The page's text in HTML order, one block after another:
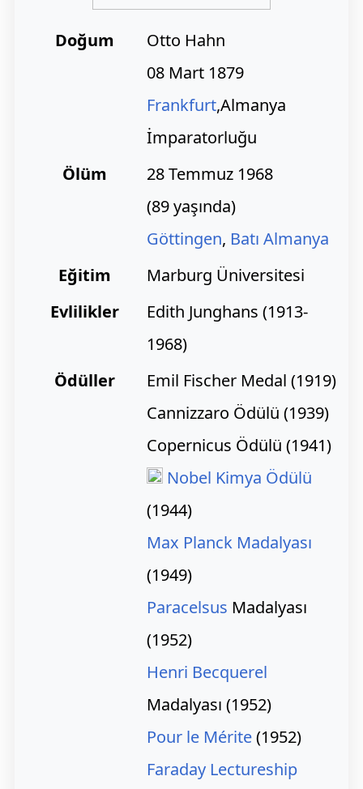
Doğum
Otto Hahn
08 Mart 1879
Frankfurt,Almanya
İmparatorluğu
Ölüm
28 Temmuz 1968
(89 yaşında)
Göttingen, Batı Almanya
Eğitim
Marburg Üniversitesi
Evlilikler
Edith Junghans (1913-
1968)
Ödüller
Emil Fischer Medal (1919)
Cannizzaro Ödülü (1939)
Copernicus Ödülü (1941)
Nobel Kimya Ödülü
(1944)
Max Planck Madalyası
(1949)
Paracelsus Madalyası
(1952)
Henri Becquerel
Madalyası (1952)
Pour le Mérite(1952)
Faraday Lectureship